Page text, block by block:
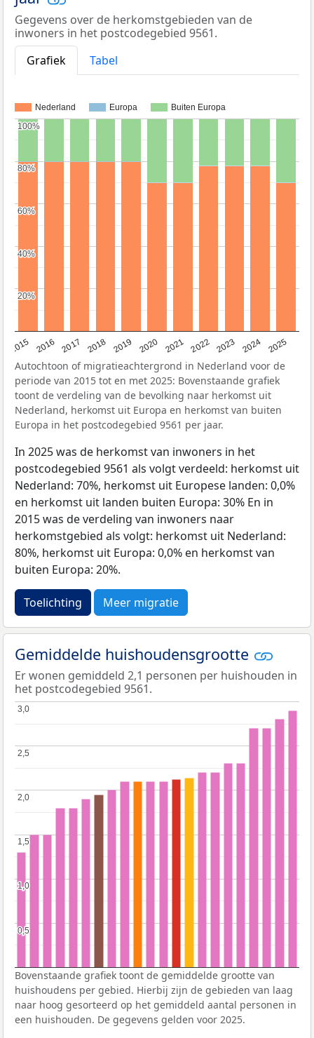
Gegevens over de herkomstgebieden van de
inwoners in het postcodegebied 9561.
Grafiek
Tabel
Nederland Europa Buiten Europa
2015 2016 2017 2018 2019 2020 2021 2022 2023 2024 2025
20%
20%
40%
40%
60%
60%
80%
80%
100%
100%
Autochtoon of migratieachtergrond in Nederland voor de
periode van 2015 tot en met 2025: Bovenstaande grafiek
toont de verdeling van de bevolking naar herkomst uit
Nederland, herkomst uit Europa en herkomst van buiten
Europa in het postcodegebied 9561 per jaar.
In 2025 was de herkomst van inwoners in het
postcodegebied 9561 als volgt verdeeld: herkomst uit
Nederland: 70%, herkomst uit Europese landen: 0,0%
en herkomst uit landen buiten Europa: 30% En in
2015 was de verdeling van inwoners naar
herkomstgebied als volgt: herkomst uit Nederland:
80%, herkomst uit Europa: 0,0% en herkomst van
buiten Europa: 20%.
Toelichting Meer migratie
Gemiddelde huishoudensgrootte
Er wonen gemiddeld 2,1 personen per huishouden in
het postcodegebied 9561.
0,5
0,5
1,0
1,0
1,5
1,5
2,0
2,0
2,5
2,5
3,0
3,0
Bovenstaande grafiek toont de gemiddelde grootte van
huishoudens per gebied. Hierbij zijn de gebieden van laag
naar hoog gesorteerd op het gemiddeld aantal personen in
een huishouden. De gegevens gelden voor 2025.